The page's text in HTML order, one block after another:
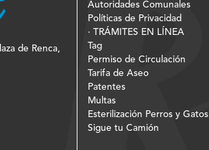
de Renca,
Autoridades Comunales
Políticas de Privacidad
· TRÁMITES EN LÍNEA
Tag
Permiso de Circulación
Tarifa de Aseo
Patentes
Multas
Esterilización Perros y Gatos
Sigue tu Camión